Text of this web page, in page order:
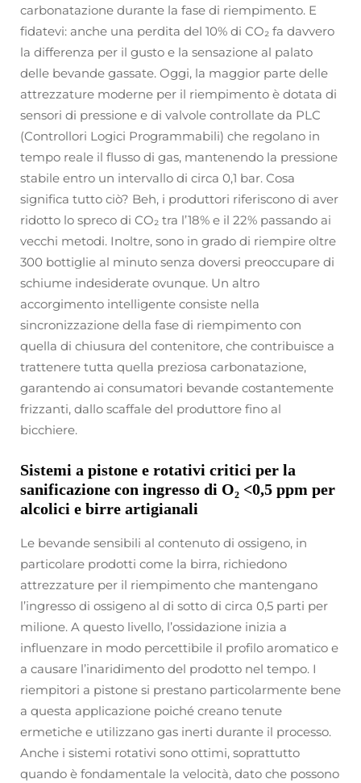
carbonatazione durante la fase di riempimento. E
fidatevi: anche una perdita del 10% di CO₂ fa davvero
la differenza per il gusto e la sensazione al palato
delle bevande gassate. Oggi, la maggior parte delle
attrezzature moderne per il riempimento è dotata di
sensori di pressione e di valvole controllate da PLC
(Controllori Logici Programmabili) che regolano in
tempo reale il flusso di gas, mantenendo la pressione
stabile entro un intervallo di circa 0,1 bar. Cosa
significa tutto ciò? Beh, i produttori riferiscono di aver
ridotto lo spreco di CO₂ tra l’18% e il 22% passando ai
vecchi metodi. Inoltre, sono in grado di riempire oltre
300 bottiglie al minuto senza doversi preoccupare di
schiume indesiderate ovunque. Un altro
accorgimento intelligente consiste nella
sincronizzazione della fase di riempimento con
quella di chiusura del contenitore, che contribuisce a
trattenere tutta quella preziosa carbonatazione,
garantendo ai consumatori bevande costantemente
frizzanti, dallo scaffale del produttore fino al
bicchiere.
Sistemi a pistone e rotativi critici per la
sanificazione con ingresso di O₂ <0,5 ppm per
alcolici e birre artigianali
Le bevande sensibili al contenuto di ossigeno, in
particolare prodotti come la birra, richiedono
attrezzature per il riempimento che mantengano
l’ingresso di ossigeno al di sotto di circa 0,5 parti per
milione. A questo livello, l’ossidazione inizia a
influenzare in modo percettibile il profilo aromatico e
a causare l’inaridimento del prodotto nel tempo. I
riempitori a pistone si prestano particolarmente bene
a questa applicazione poiché creano tenute
ermetiche e utilizzano gas inerti durante il processo.
Anche i sistemi rotativi sono ottimi, soprattutto
quando è fondamentale la velocità, dato che possono